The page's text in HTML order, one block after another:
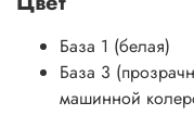
База 1 (белая)
База 3
машинной